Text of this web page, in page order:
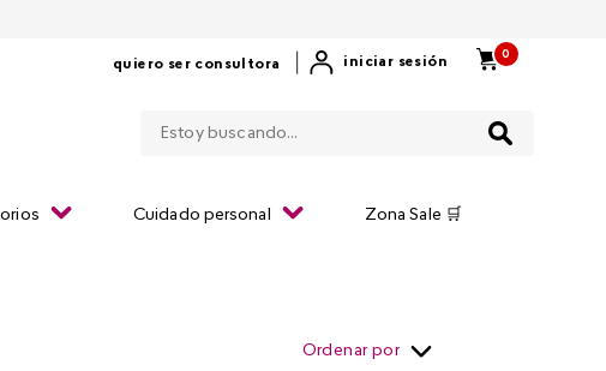
quiero ser consultora iniciar sesión
0
Cuidado personal Zona Sale 🛒
Ordenar por